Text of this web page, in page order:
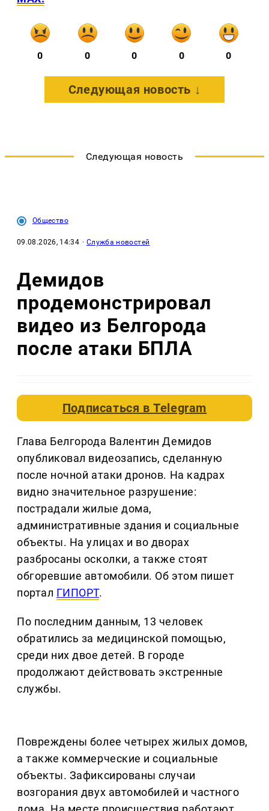
0 0 0 0 0
Следующая новость ↓
Следующая новость
Общество
09.08.2026, 14:34 · Служба новостей
Демидов
продемонстрировал
видео из Белгорода
после атаки БПЛА
Подписаться вTelegram
Глава Белгорода Валентин Демидов
опубликовал видеозапись, сделанную
после ночной атаки дронов. На кадрах
видно значительное разрушение:
пострадали жилые дома,
административные здания и социальные
объекты. На улицах и во дворах
разбросаны осколки, а также стоят
обгоревшие автомобили. Об этом пишет
портал ГИПОРТ.
По последним данным, 13 человек
обратились за медицинской помощью,
среди них двое детей. В городе
продолжают действовать экстренные
службы.
Повреждены более четырех жилых домов,
а также коммерческие и социальные
объекты. Зафиксированы случаи
возгорания двух автомобилей и частного